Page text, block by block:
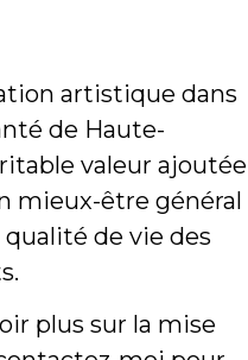
artistique dans
de Haute-
valeur ajoutée
mieux-être général
de vie des
plus sur la mise